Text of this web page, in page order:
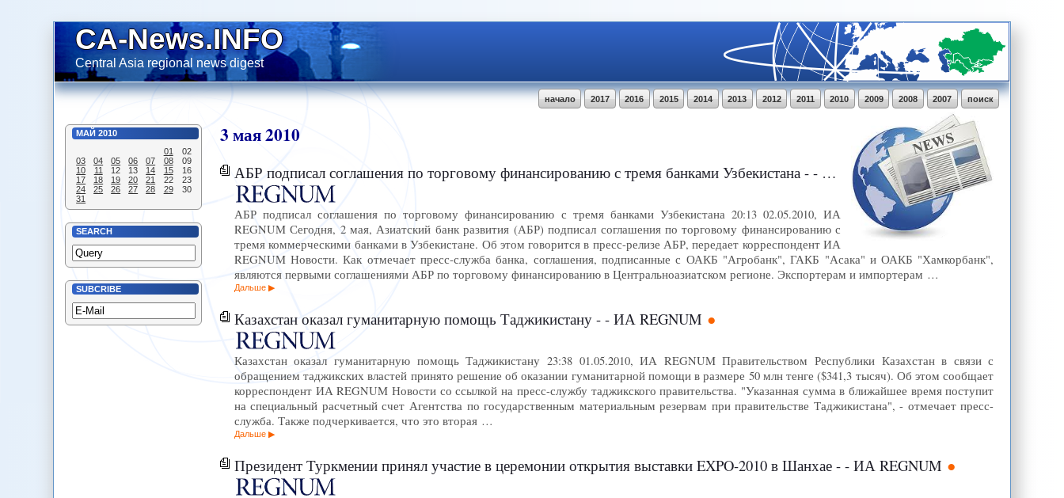
CA-News.INFO
Central Asia regional news digest
поиск
2007
2008
2009
2010
2011
2012
2013
2014
2015
2016
2017
начало
МАЙ 2010
01
02
03
04 05 06 07 08
09
10
11 12 13 14 15
16
17
18 19 20 21 22
23
24
25 26 27 28 29
30
31
SEARCH
SUBCRIBE
3мая2010
АБР подписал соглашения по торговому финансированию с тремя банками Узбекистана - - ИА REGNUM
АБР подписал соглашения по торговому финансированию с тремя банками Узбекистана 20:13 02.05.2010, ИА
REGNUM Сегодня, 2 мая, Азиатский банк развития (АБР) подписал соглашения по торговому финансированию с
тремя коммерческими банками в Узбекистане. Об этом говорится в пресс-релизе АБР, передает корреспондент ИА
REGNUM Новости. Как отмечает пресс-служба банка, соглашения, подписанные с ОАКБ "Агробанк", ГАКБ "Асака" и ОАКБ "Хамкорбанк",
являются первыми соглашениями АБР по торговому финансированию в Центральноазиатском регионе. Экспортерам и импортерам …
Дальше
Казахстан оказал гуманитарную помощь Таджикистану - - ИА REGNUM
Казахстан оказал гуманитарную помощь Таджикистану 23:38 01.05.2010, ИА REGNUM Правительством Республики Казахстан в связи с
обращением таджикских властей принято решение об оказании гуманитарной помощи в размере 50 млн тенге ($341,3 тысяч). Об этом сообщает
корреспондент ИА REGNUM Новости со ссылкой на пресс-службу таджикского правительства. "Указанная сумма в ближайшее время поступит
на специальный расчетный счет Агентства по государственным материальным резервам при правительстве Таджикистана", - отмечает пресс-
служба. Также подчеркивается, что это вторая …
Дальше
Президент Туркмении принял участие в церемонии открытия выставки EXPO-2010 в Шанхае - - ИА REGNUM